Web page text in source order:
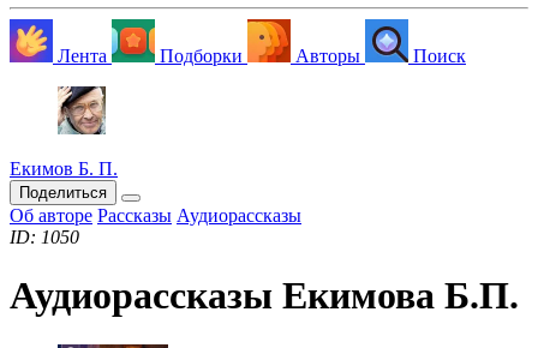
Лента Подборки Авторы Поиск
Екимов Б. П.
Поделиться
Об авторе Рассказы Аудиорассказы
ID: 1050
Аудиорассказы Екимова Б.П.